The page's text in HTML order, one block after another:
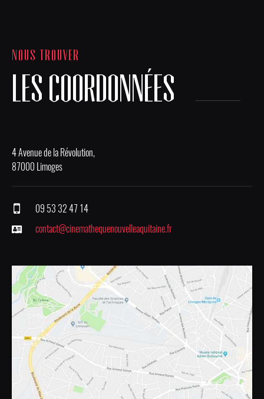
NOUS TROUVER
LES COORDONNÉES
4 Avenue de la Révolution,
87000 Limoges
09 53 32 47 14
contact@cinemathequenouvelleaquitaine.fr